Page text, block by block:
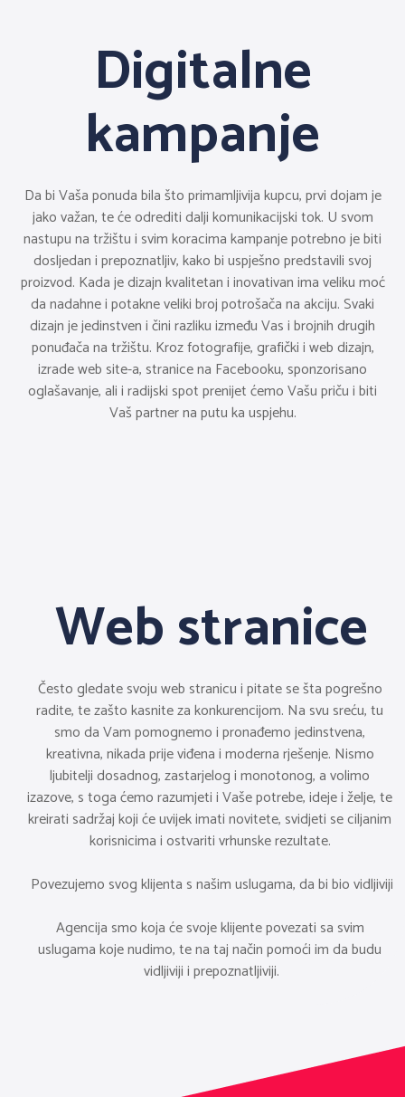
Digitalne
kampanje
Da bi Vaša ponuda bila što primamljivija kupcu, prvi dojam je
jako važan, te će odrediti dalji komunikacijski tok. U svom
nastupu na tržištu i svim koracima kampanje potrebno je biti
dosljedan i prepoznatljiv, kako bi uspješno predstavili svoj
proizvod. Kada je dizajn kvalitetan i inovativan ima veliku moć
da nadahne i potakne veliki broj potrošača na akciju. Svaki
dizajn je jedinstven i čini razliku između Vas i brojnih drugih
ponuđača na tržištu. Kroz fotografije, grafički i web dizajn,
izrade web site-a, stranice na Facebooku, sponzorisano
oglašavanje, ali i radijski spot prenijet ćemo Vašu priču i biti
Vaš partner na putu ka uspjehu.
Web stranice
Često gledate svoju web stranicu i pitate se šta pogrešno
radite, te zašto kasnite za konkurencijom. Na svu sreću, tu
smo da Vam pomognemo i pronađemo jedinstvena,
kreativna, nikada prije viđena i moderna rješenje. Nismo
ljubitelji dosadnog, zastarjelog i monotonog, a volimo
izazove, s toga ćemo razumjeti i Vaše potrebe, ideje i želje, te
kreirati sadržaj koji će uvijek imati novitete, svidjeti se ciljanim
korisnicima i ostvariti vrhunske rezultate.
Povezujemo svog klijenta s našim uslugama, da bi bio vidljiviji
Agencija smo koja će svoje klijente povezati sa svim
uslugama koje nudimo, te na taj način pomoći im da budu
vidljiviji i prepoznatljiviji.